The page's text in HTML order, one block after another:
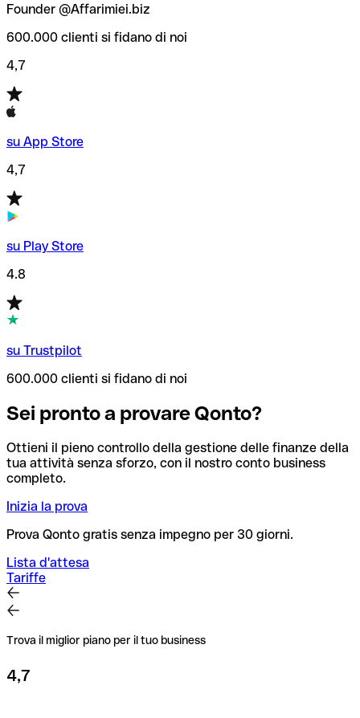
Founder @Affarimiei.biz
600.000 clienti si fidano di noi
4,7
su App Store
4,7
su Play Store
4.8
su Trustpilot
600.000 clienti si fidano di noi
Sei pronto a provare Qonto?
Ottieni il pieno controllo della gestione delle finanze della
tua attività senza sforzo, con il nostro conto business
completo.
Inizia la prova
Prova Qonto gratis senza impegno per 30 giorni.
Lista d'attesa
Tariffe
Trova il miglior piano per il tuo business
4,7